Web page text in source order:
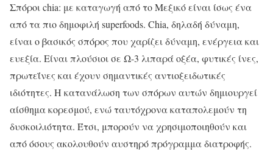
Σπόροι chia: με καταγωγή από το Μεξικό είναι ίσως ένα
από τα πιο δημοφιλή superfoods. Chia, δηλαδή δύναμη,
είναι ο βασικός σπόρος που χαρίζει δύναμη, ενέργεια και
ευεξία. Είναι πλούσιοι σε Ω-3 λιπαρά οξέα, φυτικές ίνες,
πρωτεΐνες και έχουν σημαντικές αντιοξειδωτικές
ιδιότητες. Η κατανάλωση των σπόρων αυτών δημιουργεί
αίσθημα κορεσμού, ενώ ταυτόχρονα καταπολεμούν τη
δυσκοιλιότητα. Έτσι, μπορούν να χρησιμοποιηθούν και
από όσους ακολουθούν αυστηρό πρόγραμμα διατροφής.